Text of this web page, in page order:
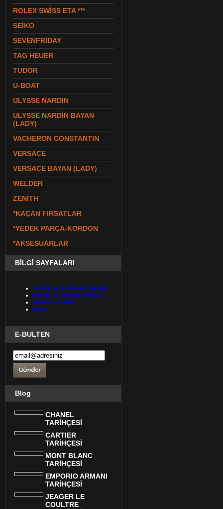
ROLEX SWİSS ETA ***
SEİKO
SEVENFRİDAY
TAG HEUER
TUDOR
U-BOAT
ULYSSE NARDIN
ULYSSE NARDİN BAYAN
(LADY)
VACHERON CONSTANTIN
VERSACE
VERSACE BAYAN (LADY)
WELDER
ZENİTH
*KAÇAN FIRSATLAR
*YEDEK PARÇA-KORDON
*AKSESUARLAR
BİLGİ SAYFALARI
Gizlilik ve Kullanım Şartları
Kargo ve Taşıma Bilgileri
Garanti ve İade
Blog
E-BULTEN
Blog
CHANEL
TARİHÇESİ
CARTIER
TARİHÇESİ
MONT BLANC
TARİHÇESİ
EMPORIO ARMANI
TARİHÇESİ
JEAGER LE
COULTRE